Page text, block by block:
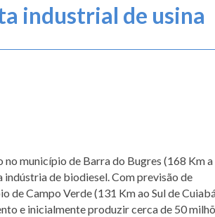
industrial de usina
município de Barra do Bugres (168 Km a
de biodiesel. Com previsão de
de Campo Verde (131 Km ao Sul de
e inicialmente produzir cerca de 50